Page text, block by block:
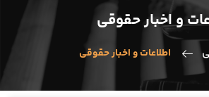
و اخبار حقوقی
اطلاعات و اخبار حقوقی